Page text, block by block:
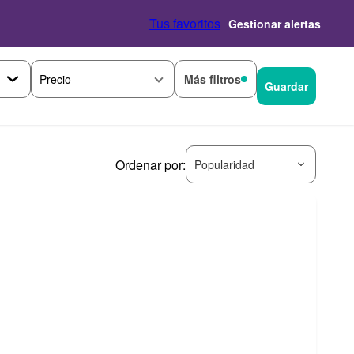
Tus favoritos Gestionar alertas
Precio Más filtros Guardar
Ordenar por: Popularidad